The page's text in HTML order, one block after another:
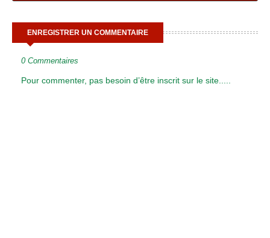
ENREGISTRER UN COMMENTAIRE
0 Commentaires
Pour commenter, pas besoin d’être inscrit sur le site.....